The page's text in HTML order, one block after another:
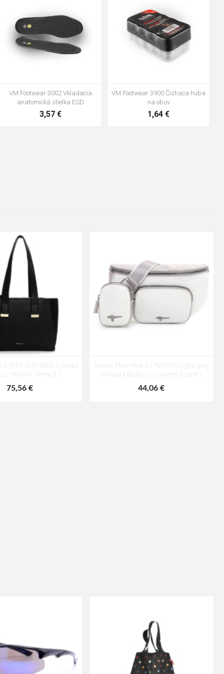
VM Footwear 3002 Vkladacia
anatomická stielka ESD
3,57 €
VM Footwear 3900 Čistiaca huba
na obuv
1,64 €
33875-100 Black Dámska
cez rameno čierna 8 L
75,56 €
Tamaris Florentina 33760-810 Light grey
Dámska kabelka cez rameno šedá 6 L
44,06 €